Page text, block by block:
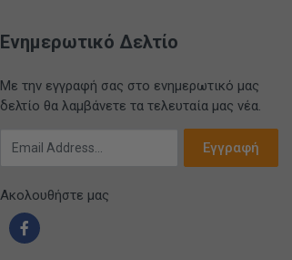
Ενημερωτικό Δελτίο
Με την εγγραφή σας στο ενημερωτικό μας
δελτίο θα λαμβάνετε τα τελευταία μας νέα.
Εγγραφή
Ακολουθήστε μας